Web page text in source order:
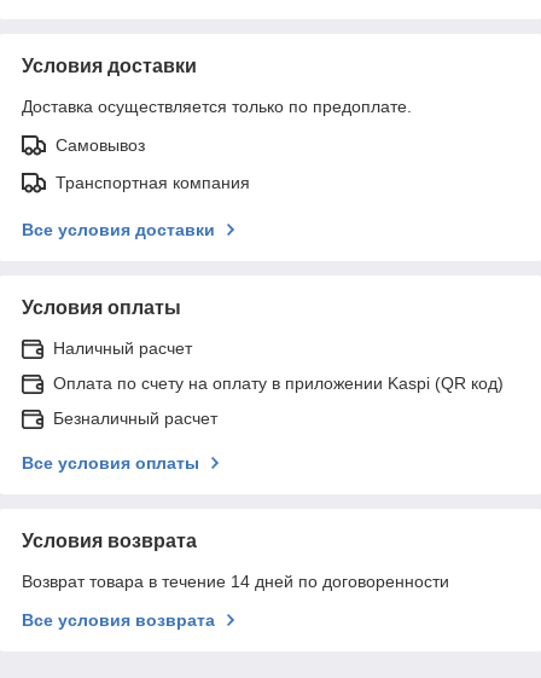
Условия доставки
Доставка осуществляется только по предоплате.
Самовывоз
Транспортная компания
Все условия доставки
Условия оплаты
Наличный расчет
Оплата по счету на оплату в приложении Kaspi (QR код)
Безналичный расчет
Все условия оплаты
Условия возврата
Возврат товара в течение 14 дней по договоренности
Все условия возврата